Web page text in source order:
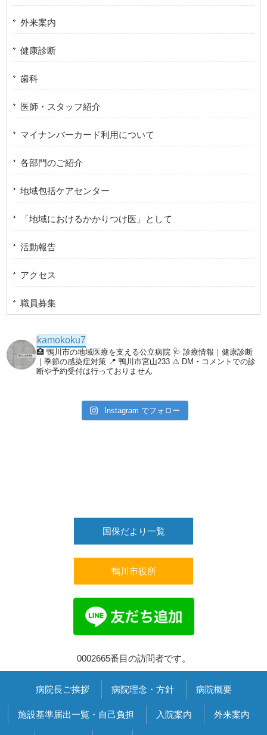
外来案内
健康診断
歯科
医師・スタッフ紹介
マイナンバーカード利用について
各部門のご紹介
地域包括ケアセンター
「地域におけるかかりつけ医」として
活動報告
アクセス
職員募集
kamokoku7
🏥 鴨川市の地域医療を支える公立病院 🩺 診療情報｜健康診断
｜季節の感染症対策 📍 鴨川市宮山233 ⚠️ DM・コメントでの診
断や予約受付は行っておりません
Instagram でフォロー
国保だより一覧
鴨川市役所
0002665番目の訪問者です。
病院長ご挨拶 病院理念・方針 病院概要
施設基準届出一覧・自己負担 入院案内 外来案内